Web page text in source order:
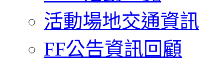
活動場地交通資訊
FF公告資訊回顧